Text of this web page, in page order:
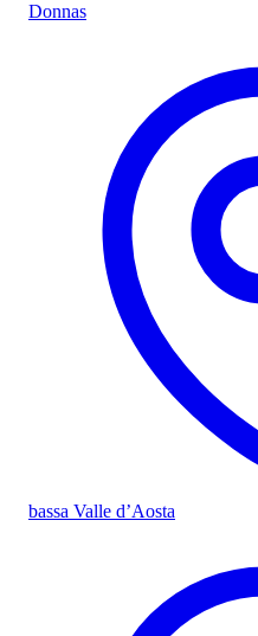
Donnas
bassa Valle d’Aosta